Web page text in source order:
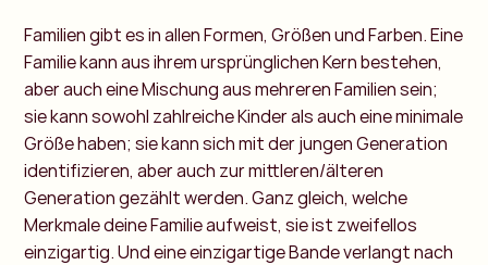
Familien gibt es in allen Formen, Größen und Farben. Eine
Familie kann aus ihrem ursprünglichen Kern bestehen,
aber auch eine Mischung aus mehreren Familien sein;
sie kann sowohl zahlreiche Kinder als auch eine minimale
Größe haben; sie kann sich mit der jungen Generation
identifizieren, aber auch zur mittleren/älteren
Generation gezählt werden. Ganz gleich, welche
Merkmale deine Familie aufweist, sie ist zweifellos
einzigartig. Und eine einzigartige Bande verlangt nach